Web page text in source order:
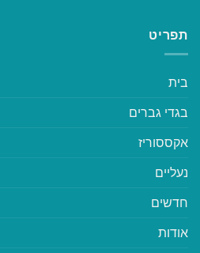
תפריט
בית
בגדי גברים
אקססוריז
נעליים
חדשים
אודות